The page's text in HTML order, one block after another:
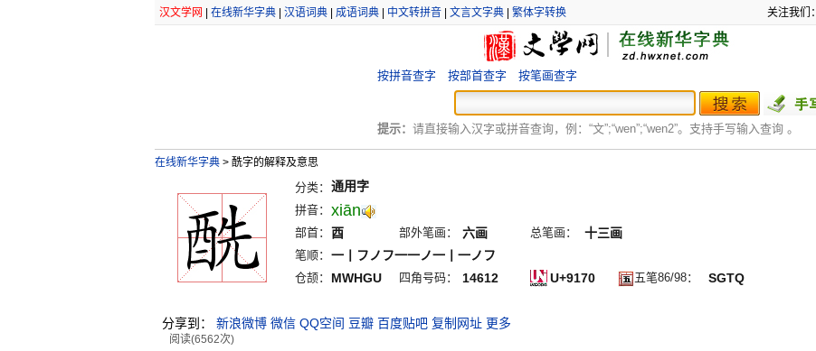
汉文学网 在线新华字典| 汉语词典| 成语词典| 中文转拼音| 文言文字典| 繁体字转换 关注我们：
按拼音查字 按部首查字 按笔画查字
提示： 请直接输入汉字或拼音查询，例：“文”;“wen”;“wen2”。支持手写输入查询 。
在线新华字典 >酰字的解释及意思
分类： 通用字
拼音： xiān
部首： 酉 部外笔画： 六画 总笔画： 十三画
笔顺： 一丨フノフ一一ノ一丨一ノフ
仓颉： MWHGU 四角号码： 14612 U+9170 五笔86/98： SGTQ
分享到： 新浪微博 微信 QQ空间 豆瓣 百度贴吧 复制网址 更多
阅读(6562次)